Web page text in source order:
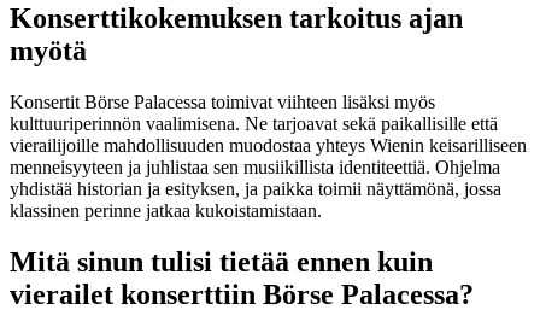
Konserttikokemuksen tarkoitus ajan
myötä
Konsertit Börse Palacessa toimivat viihteen lisäksi myös
kulttuuriperinnön vaalimisena. Ne tarjoavat sekä paikallisille että
vierailijoille mahdollisuuden muodostaa yhteys Wienin keisarilliseen
menneisyyteen ja juhlistaa sen musiikillista identiteettiä. Ohjelma
yhdistää historian ja esityksen, ja paikka toimii näyttämönä, jossa
klassinen perinne jatkaa kukoistamistaan.
Mitä sinun tulisi tietää ennen kuin
vierailet konserttiin Börse Palacessa?